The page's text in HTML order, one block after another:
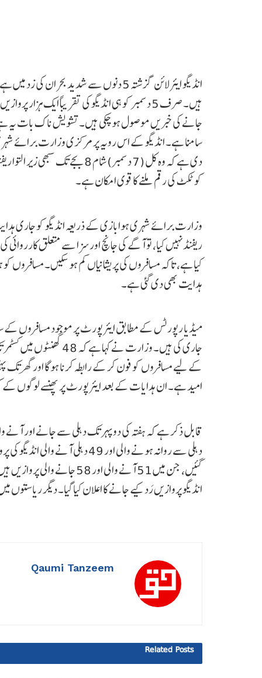
انڈیگو ایئرلائن گزشتہ 5 دنوں سے شدید
جانے کی خبریں موصول ہو چکی ہیں۔ تشویش ناک بات یہ ہے
سامنا ہے۔ انڈیگو کے اس رویہ پر مرکزی وزارت برائے
کو ٹکٹ کی رقم ملنے کا قوی امکان ہے۔
وزارت برائے شہری ہوابازی کے ذریعہ انڈیگو کو جاری
کیا ہے، تاکہ مسافروں کی پریشانیاں کم ہو سکیں۔ مسافروں
ہدایت بھی دی گئی ہے۔
میڈیا رپورٹس کے مطابق ایئرپورٹ پر موجود مسافروں کے
جاری کی ہیں۔ وزارت نے
کے لیے مسافروں کو فون کر کے رابطہ کرنا ہوگا اور گھر
امید ہے۔ ان ہدایات کے بعد ایئرپورٹ پر پھنسے لوگوں کے
انڈیگو پروازیں رَد کیے جانے کا اعلان کیا گیا۔ دیگر
Qaumi Tanzeem
Related Posts